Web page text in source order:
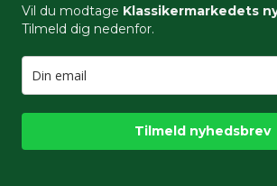
Vil du modtage Klassikermarkedets
Tilmeld dig nedenfor.
Tilmeld nyhedsbrev